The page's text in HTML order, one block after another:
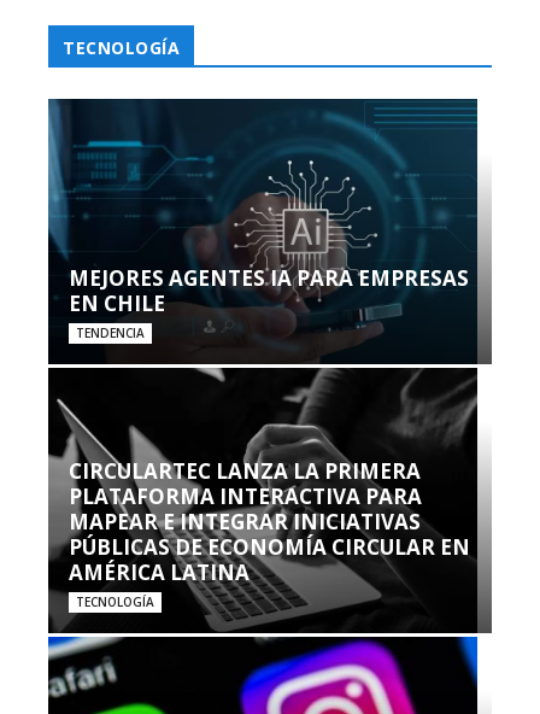
TECNOLOGÍA
MEJORES AGENTES IA PARA EMPRESAS
EN CHILE
TENDENCIA
CIRCULARTEC LANZA LA PRIMERA
PLATAFORMA INTERACTIVA PARA
MAPEAR E INTEGRAR INICIATIVAS
PÚBLICAS DE ECONOMÍA CIRCULAR EN
AMÉRICA LATINA
TECNOLOGÍA